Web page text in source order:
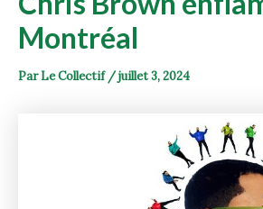
Montréal
ParLe Collectif /juillet 3, 2024